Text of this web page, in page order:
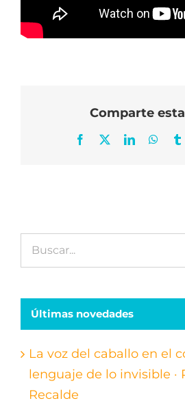
Comparte
Facebook LinkedIn
Buscar:
Últimas novedades
La voz del caballo en el
lenguaje de lo invisible ·
Recalde